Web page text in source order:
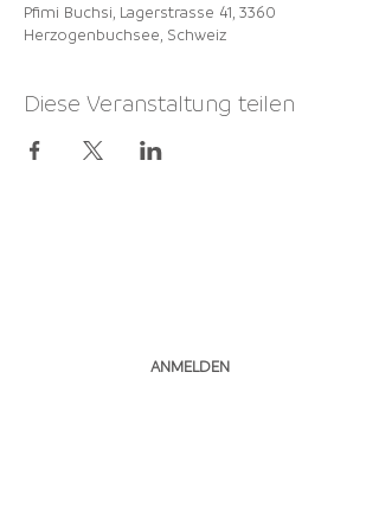
Pfimi Buchsi, Lagerstrasse 41, 3360
Herzogenbuchsee, Schweiz
Diese Veranstaltung teilen
ANMELDEN